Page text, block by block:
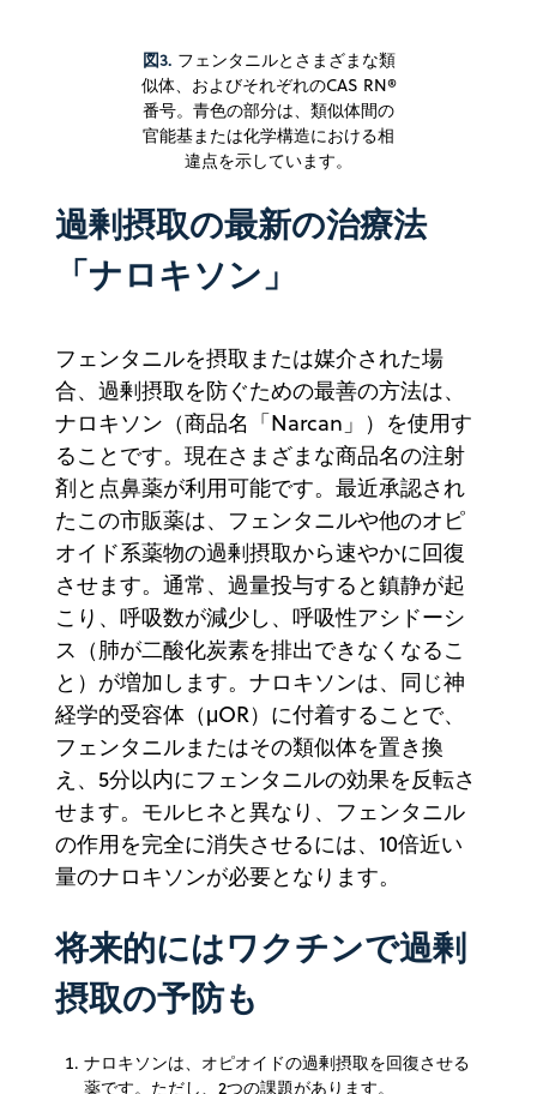
図3. フェンタニルとさまざまな類
似体、およびそれぞれのCAS RN®
番号。青色の部分は、類似体間の
官能基または化学構造における相
違点を示しています。
過剰摂取の最新の治療法
「ナロキソン」
フェンタニルを摂取または媒介された場
合、過剰摂取を防ぐための最善の方法は、
ナロキソン（商品名「Narcan」）を使用す
ることです。現在さまざまな商品名の注射
剤と点鼻薬が利用可能です。最近承認され
たこの市販薬は、フェンタニルや他のオピ
オイド系薬物の過剰摂取から速やかに回復
させます。通常、過量投与すると鎮静が起
こり、呼吸数が減少し、呼吸性アシドーシ
ス（肺が二酸化炭素を排出できなくなるこ
と）が増加します。ナロキソンは、同じ神
経学的受容体（μOR）に付着することで、
フェンタニルまたはその類似体を置き換
え、5分以内にフェンタニルの効果を反転さ
せます。モルヒネと異なり、フェンタニル
の作用を完全に消失させるには、10倍近い
量のナロキソンが必要となります。
将来的にはワクチンで過剰
摂取の予防も
ナロキソンは、オピオイドの過剰摂取を回復させる
薬です。ただし、2つの課題があります。